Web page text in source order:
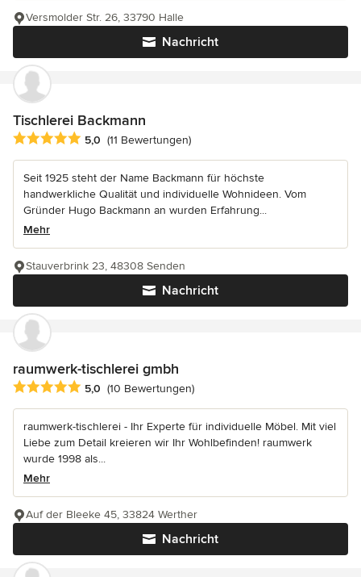
Nachricht
Versmolder Str. 26, 33790 Halle
Tischlerei Backmann
Durchschnittliche Bewertung: 5 von 5 Sternen
5,0 (11 Bewertungen)
Seit 1925 steht der Name Backmann für höchste
handwerkliche Qualität und individuelle Wohnideen. Vom
Gründer Hugo Backmann an wurden Erfahrung...
Mehr
Nachricht
Stauverbrink 23, 48308 Senden
raumwerk-tischlerei gmbh
Durchschnittliche Bewertung: 5 von 5 Sternen
5,0 (10 Bewertungen)
raumwerk-tischlerei - Ihr Experte für individuelle Möbel. Mit viel
Liebe zum Detail kreieren wir Ihr Wohlbefinden! raumwerk
wurde 1998 als...
Mehr
Nachricht
Auf der Bleeke 45, 33824 Werther